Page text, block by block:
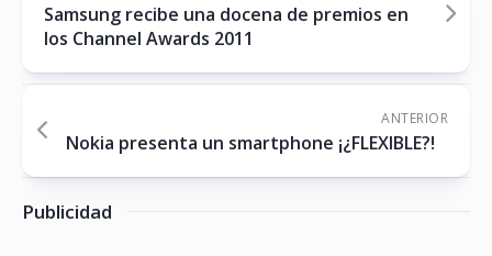
Samsung recibe una docena de premios en
los Channel Awards 2011
ANTERIOR
Nokia presenta un smartphone ¡¿FLEXIBLE?!
Publicidad